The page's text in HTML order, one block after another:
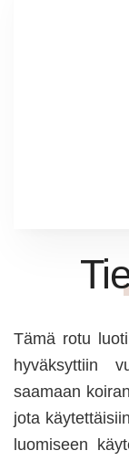
Tämä rotu
hyväksyttiin
saamaan
jota
luomiseen